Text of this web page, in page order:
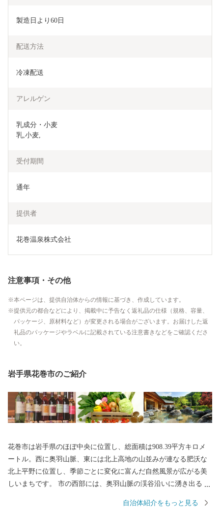
製造日より60日
配送方法
冷凍配送
アレルゲン
乳成分・小麦
乳,小麦,
受付期間
通年
提供者
花巻温泉株式会社
注意事項・その他
本ページは、提供自治体からの情報に基づき、作成しています。
提供元の都合などにより、掲載中に予告なく返礼品の仕様（規格、容量、
パッケージ、原材料など）が変更される場合がございます。お届けした返
礼品のパッケージやラベルに記載されている注意書きなどをご確認くださ
い。
岩手県花巻市のご紹介
花巻市は岩手県のほぼ中央に位置し、総面積は908.39平方キロメ
ートル。西に奥羽山脈、東には北上高地の山並みが連なる肥沃な
北上平野に位置し、季節ごとに変化に富んだ自然風景が広がる美
しいまちです。 市の西部には、奥羽山脈の渓谷沿いに湧き出る花
る湯けむりと深山の緑、目の前を流れる清流が、情緒豊かな風景
自治体紹介をもっと見る